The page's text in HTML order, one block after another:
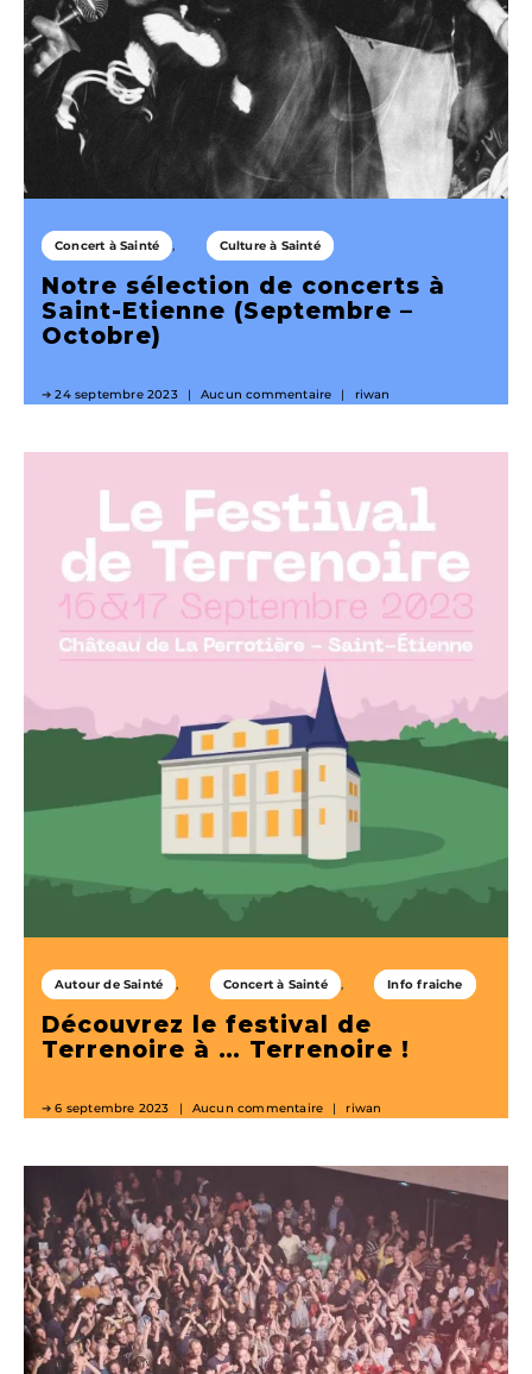
Concert à Sainté Culture à Sainté
Notre sélection de concerts à
Saint-Etienne (Septembre –
Octobre)
24 septembre 2023 Aucun commentaire riwan
Autour de Sainté Concert à Sainté Info fraiche
Découvrez le festival de
Terrenoire à … Terrenoire !
6 septembre 2023 Aucun commentaire riwan